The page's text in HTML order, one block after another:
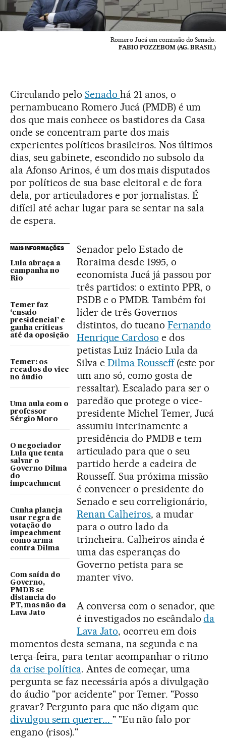
Romero Jucá em comissão do Senado.
FABIO POZZEBOM (AG. BRASIL)
Circulando pelo Senado há 21 anos, o
pernambucano Romero Jucá (PMDB) é um
dos que mais conhece os bastidores da Casa
onde se concentram parte dos mais
experientes políticos brasileiros. Nos últimos
dias, seu gabinete, escondido no subsolo da
ala Afonso Arinos, é um dos mais disputados
por políticos de sua base eleitoral e de fora
dela, por articuladores e por jornalistas. É
difícil até achar lugar para se sentar na sala
de espera.
MAIS INFORMAÇÕES
Lula abraça a
campanha no
Rio
Temer faz
‘ensaio
presidencial’ e
ganha críticas
até da oposição
Temer: os
recados do vice
no áudio
Uma aula com o
professor
Sérgio Moro
O negociador
Lula que tenta
salvar o
Governo Dilma
do
impeachment
Cunha planeja
usar regra de
votação do
impeachment
como arma
contra Dilma
Com saída do
Governo,
PMDB se
distancia do
PT, mas não da
Lava Jato
Senador pelo Estado de
Roraima desde 1995, o
economista Jucá já passou por
três partidos: o extinto PPR, o
PSDB e o PMDB. Também foi
líder de três Governos
distintos, do tucano Fernando
Henrique Cardoso e dos
petistas Luiz Inácio Lula da
Silva eDilma Rousseff(este por
um ano só, como gosta de
ressaltar). Escalado para ser o
paredão que protege o vice-
presidente Michel Temer, Jucá
assumiu interinamente a
presidência do PMDB e tem
articulado para que o seu
partido herde a cadeira de
Rousseff. Sua próxima missão
é convencer o presidente do
Senado e seu correligionário,
Renan Calheiros, a mudar
para o outro lado da
trincheira. Calheiros ainda é
uma das esperanças do
Governo petista para se
manter vivo.
A conversa com o senador, que
é investigados no escândaloda
Lava Jato, ocorreu em dois
momentos desta semana, na segunda e na
terça-feira, para tentar acompanhar o ritmo
da crise política. Antes de começar, uma
pergunta se faz necessária após a divulgação
do áudio "por acidente" por Temer. "Posso
gravar? Pergunto para que não digam que
divulgou sem querer... " "Eu não falo por
engano (risos)."